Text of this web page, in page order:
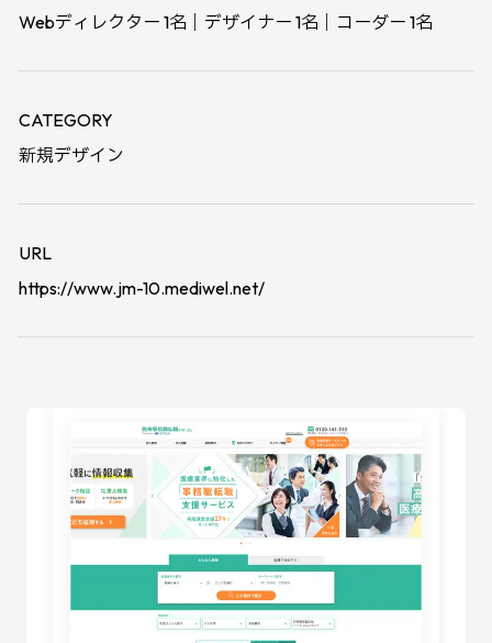
Webディレクター 1名｜デザイナー 1名｜コーダー 1名
CATEGORY
新規デザイン
URL
https://www.jm-10.mediwel.net/